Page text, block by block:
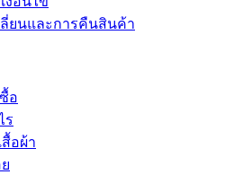
ลี่ยนและการคืนสินค้า
อ
ร
อผ้า